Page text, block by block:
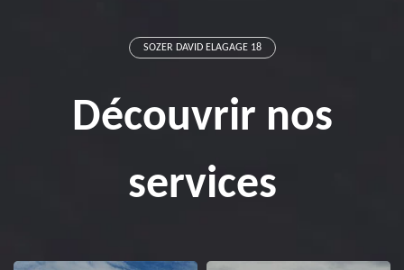
SOZER DAVID ELAGAGE 18
Découvrir nos
services